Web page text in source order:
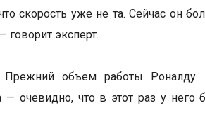
скорость уже не та. Сейчас он
говорит эксперт.
объем работы Роналду
— очевидно, что в этот раз у